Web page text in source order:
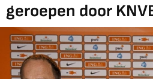
geroepen door